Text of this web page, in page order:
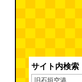
SD
っ
サイト内検索